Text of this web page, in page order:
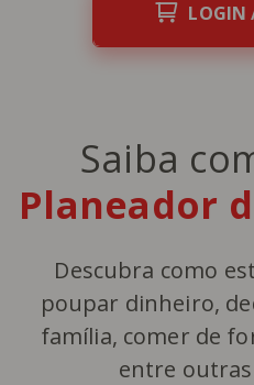
LOGIN
Saiba
Planeador
Descubra como
poupar dinheiro,
família, comer de
entre